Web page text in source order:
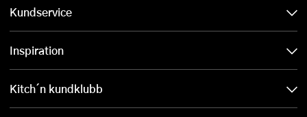
Kundservice
Inspiration
Kitch´n kundklubb